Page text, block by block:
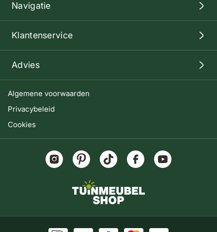
Algemene voorwaarden
Privacybeleid
Cookies
Navigatie
Klantenservice
Advies